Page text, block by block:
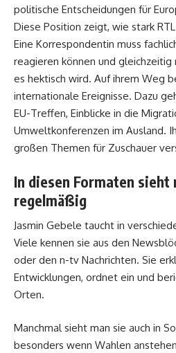
politische Entscheidungen für
Diese Position zeigt, wie stark
Eine Korrespondentin muss
reagieren können und gleichzeitig
es hektisch wird. Auf ihrem Weg
internationale Ereignisse. Dazu
EU-Treffen, Einblicke in die
Umweltkonferenzen im Ausland.
großen Themen für Zuschauer
In diesen Formaten sieht
regelmäßig
Jasmin Gebele taucht in
Viele kennen sie aus den
oder den n-tv Nachrichten. Sie
Entwicklungen, ordnet ein und
Orten.
Manchmal sieht man sie auch in
besonders wenn Wahlen